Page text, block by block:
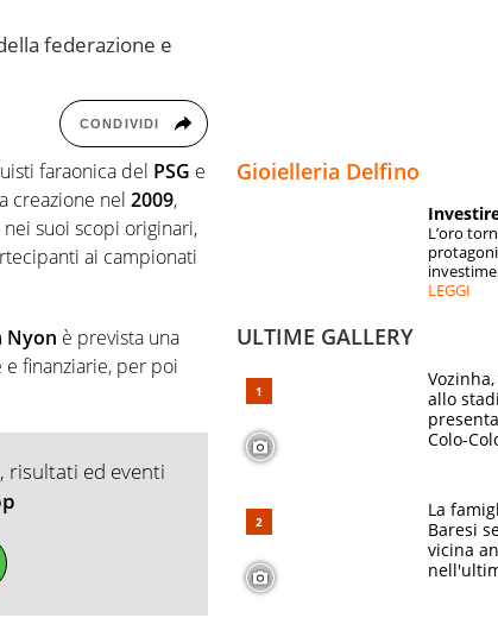
ESPERTI
federazione e
CONDIVIDI
faraonica del PSG e
creazione nel 2009,
suoi scopi originari,
ai campionati
Nyon è prevista una
finanziarie, per poi
risultati ed eventi
Gioielleria Delfino
L’oro
LEGGI
ULTIME GALLERY
allo
Colo-
La
Baresi
vicina